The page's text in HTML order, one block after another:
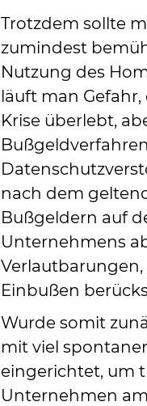
Trotzdem sollte
zumindest
Nutzung des
läuft man
Krise überlebt,
nach dem
Bußgeldern auf
Unternehmens
Einbußen
Wurde somit
mit viel
eingerichtet, um
Unternehmen